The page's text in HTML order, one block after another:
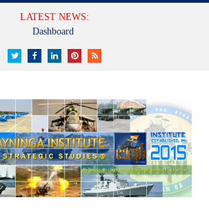
LATEST NEWS:
Dashboard
TwitterFacebookLinkedInPinterestRSS